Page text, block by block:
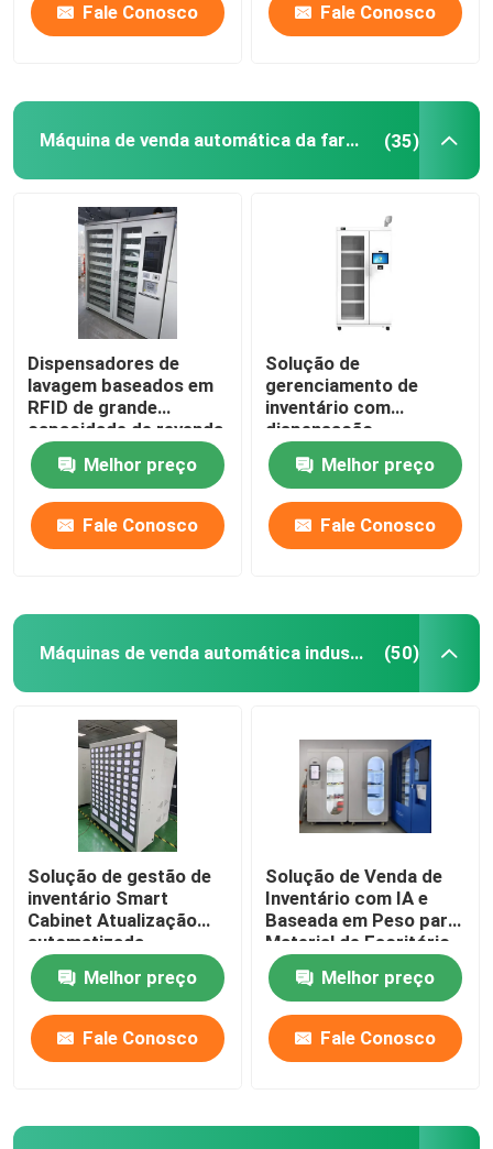
Fale Conosco Fale Conosco
Máquina de venda automática da farmácia (35)
Dispensadores de
lavagem baseados em
RFID de grande
capacidade de revenda
reciclável para
sistemas de gestão
automatizada na saúde
Melhor preço
Fale Conosco
Solução de
gerenciamento de
inventário com
dispensação
inteligente de jalecos e
sapatos, múltiplos
métodos de
autenticação
Melhor preço
Fale Conosco
Máquinas de venda automática industriais da ferramenta (50)
Solução de gestão de
inventário Smart
Cabinet Atualização
automatizada
Operação de
armazenamento e
consumo
Melhor preço
Fale Conosco
Solução de Venda de
Inventário com IA e
Baseada em Peso para
Material de Escritório
da Empresa, integra
software ERPMelhor preço
Fale Conosco